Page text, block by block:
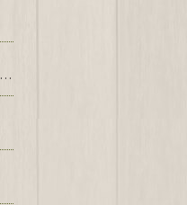
ホームページをリニューアルしました！